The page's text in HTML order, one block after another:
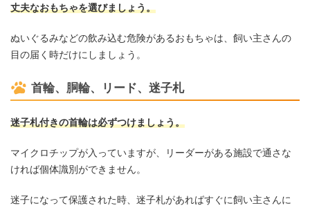
丈夫なおもちゃを選びましょう。
ぬいぐるみなどの飲み込む危険があるおもちゃは、飼い主さんの
目の届く時だけにしましょう。
首輪、胴輪、リード、迷子札
迷子札付きの首輪は必ずつけましょう。
マイクロチップが入っていますが、リーダーがある施設で通さな
ければ個体識別ができません。
迷子になって保護された時、迷子札があればすぐに飼い主さんに